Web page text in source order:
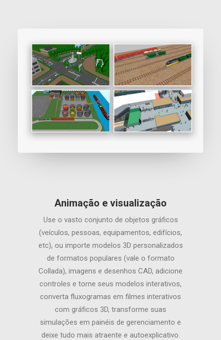
Animação e visualização
Use o vasto conjunto de objetos gráficos
(veículos, pessoas, equipamentos, edifícios,
etc), ou importe modelos 3D personalizados
de formatos populares (vale o formato
Collada), imagens e desenhos CAD, adicione
controles e torne seus modelos interativos,
converta fluxogramas em filmes interativos
com gráficos 3D, transforme suas
simulações em painéis de gerenciamento e
deixe tudo mais atraente e autoexplicativo.